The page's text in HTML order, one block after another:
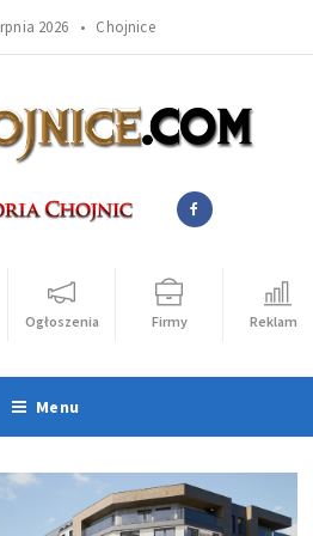
2026 • Chojnice
Ogłoszenia Firmy Reklama
Menu